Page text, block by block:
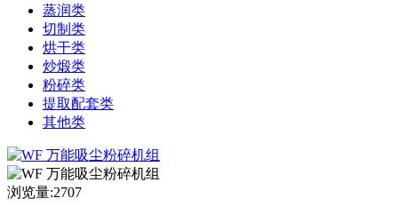
蒸润类
切制类
烘干类
炒煅类
粉碎类
提取配套类
其他类
浏览量:2707